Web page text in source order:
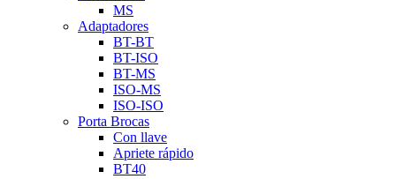
MS
Adaptadores
BT-BT
BT-ISO
BT-MS
ISO-MS
ISO-ISO
Porta Brocas
Con llave
Apriete rápido
BT40